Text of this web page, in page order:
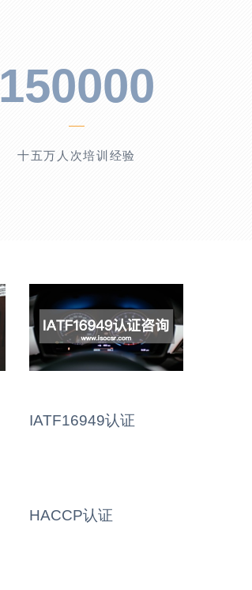
150000
十五万人次培训经验
IATF16949认证
HACCP认证